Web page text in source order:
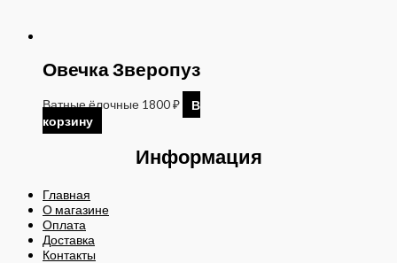
Овечка Зверопуз
Ватные ёлочные 1800₽
В
корзину
Информация
Главная
О магазине
Оплата
Доставка
Контакты